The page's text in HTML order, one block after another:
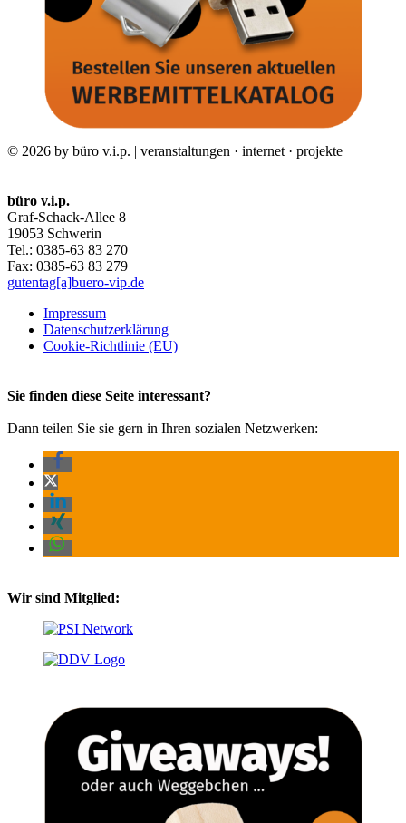
© 2026 by büro v.i.p. | veranstaltungen · internet · projekte
büro v.i.p.
Graf-Schack-Allee 8
19053 Schwerin
Tel.: 0385-63 83 270
Fax: 0385-63 83 279
gutentag[a]buero-vip.de
Impressum
Datenschutz­erklärung
Cookie-Richtlinie (EU)
Sie finden diese Seite interessant?
Dann teilen Sie sie gern in Ihren sozialen Netzwerken:
Wir sind Mitglied: